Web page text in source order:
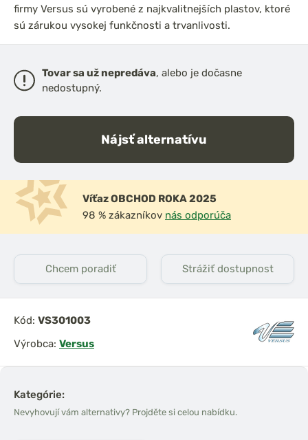
firmy Versus sú vyrobené z najkvalitnejších plastov, ktoré
sú zárukou vysokej funkčnosti a trvanlivosti.
Tovar sa už nepredáva, alebo je dočasne
nedostupný.
Nájsť alternatívu
Víťaz OBCHOD ROKA 2025
98 % zákazníkov nás odporúča
Chcem poradiť Strážiť dostupnost
Kód: VS301003
Výrobca: Versus
Kategórie:
Nevyhovují vám alternativy? Projděte si celou nabídku.